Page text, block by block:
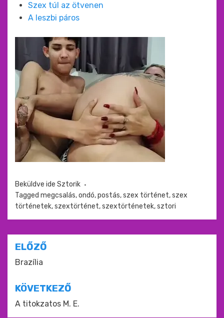
Szex túl az ötvenen
A leszbi páros
Beküldve ide Sztorik
Tagged megcsalás,ondó,postás,szex történet,szex
történetek,szextörténet,szextörténetek,sztori
Bejegyzés
navigáció
ELŐZŐ
Brazília
KÖVETKEZŐ
A titokzatos M. E.